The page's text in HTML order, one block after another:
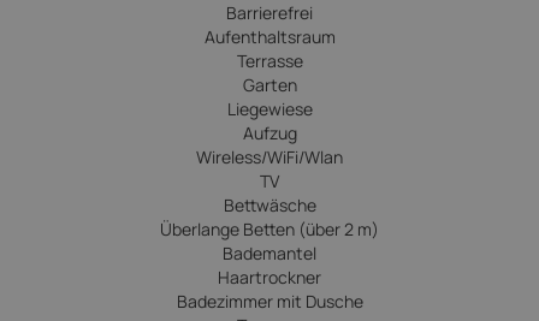
Barrierefrei
Aufenthaltsraum
Terrasse
Garten
Liegewiese
Aufzug
Wireless/WiFi/Wlan
TV
Bettwäsche
Überlange Betten (über 2 m)
Bademantel
Haartrockner
Badezimmer mit Dusche